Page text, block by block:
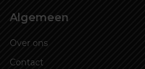
Algemeen
Over ons
Contact